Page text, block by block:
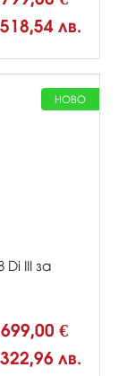
лв.
III за
€
лв.
НОВО